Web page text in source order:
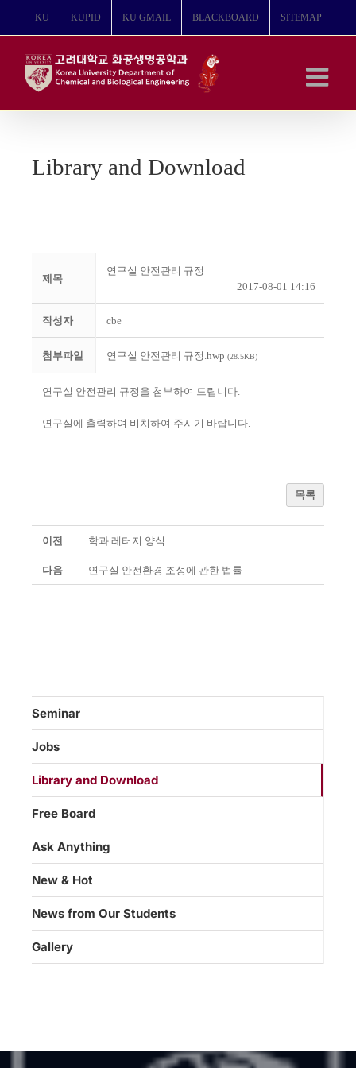
뛰
KU KUPID KU GMAIL BLACKBOARD SITEMAP
Library and Download
제목
연구실 안전관리 규정
2017-08-01 14:16
작성자 cbe
첨부파일 연구실 안전관리 규정.hwp (28.5KB)
연구실 안전관리 규정을 첨부하여 드립니다.
연구실에 출력하여 비치하여 주시기 바랍니다.
목록
이전 학과 레터지 양식
다음 연구실 안전환경 조성에 관한 법률
Seminar
Jobs
Library and Download
Free Board
Ask Anything
New & Hot
News from Our Students
Gallery